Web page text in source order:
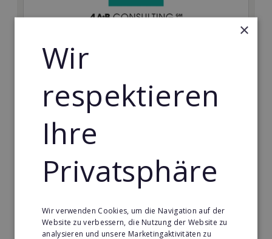
4A+B
Ohne Vorkenntnisse ein lukratives Unternehmen in
einem der profitabelsten Märkte weltweit gründen
Min. Eigenkapital:
Merken
×
Wir
respektieren
Ihre
Privatsphäre
Wir verwenden Cookies, um die Navigation auf der
Website zu verbessern, die Nutzung der Website zu
analysieren und unsere Marketingaktivitäten zu